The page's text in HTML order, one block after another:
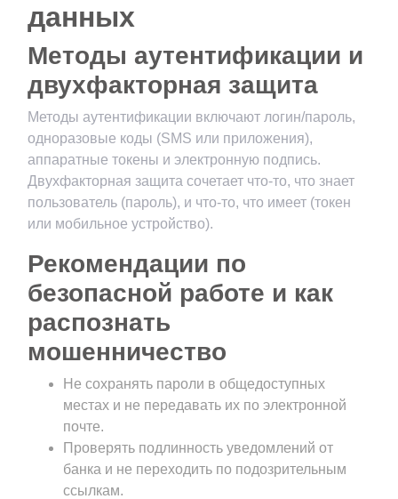
данных
Методы аутентификации и
двухфакторная защита
Методы аутентификации включают логин/пароль,
одноразовые коды (SMS или приложения),
аппаратные токены и электронную подпись.
Двухфакторная защита сочетает что-то, что знает
пользователь (пароль), и что-то, что имеет (токен
или мобильное устройство).
Рекомендации по
безопасной работе и как
распознать
мошенничество
Не сохранять пароли в общедоступных
местах и не передавать их по электронной
почте.
Проверять подлинность уведомлений от
банка и не переходить по подозрительным
ссылкам.